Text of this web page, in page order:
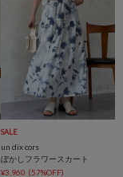
SALE
un dix cors
ぼかしフラワースカート
¥3,960 (57%OFF)